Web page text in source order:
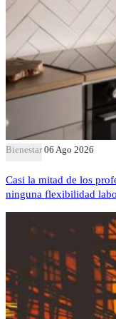
Bienestar 06 Ago 2026
Casi la mitad de los
ninguna flexibilidad